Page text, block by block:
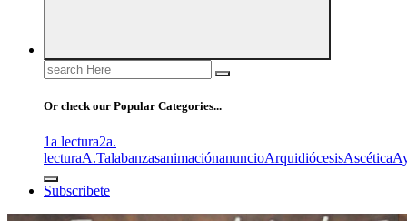
Search
for:
Or check our Popular Categories...
1a lectura2a.
lecturaA.TalabanzasanimaciónanuncioArquidiócesisAscética
Subscribete